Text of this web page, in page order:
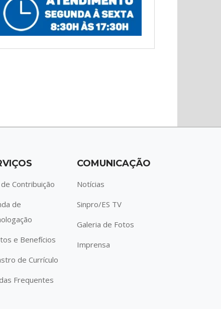
Contribuição
de
e Benefícios
de Currículo
Frequentes
COMUNICAÇÃO
Notícias
Sinpro/ES TV
Galeria de Fotos
Imprensa